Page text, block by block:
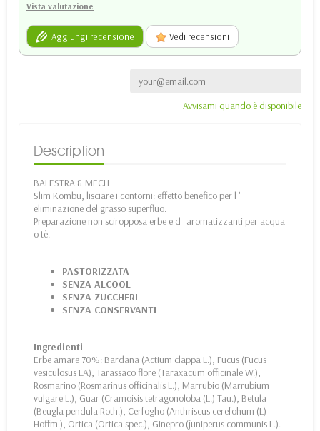
Vista valutazione
Aggiungi recensione Vedi recensioni
Avvisami quando è disponibile
Description
BALESTRA & MECH
Slim Kombu, lisciare i contorni: effetto benefico per l '
eliminazione del grasso superfluo.
Preparazione non sciropposa erbe e d ' aromatizzanti per acqua
o tè.
PASTORIZZATA
SENZA ALCOOL
SENZA ZUCCHERI
SENZA CONSERVANTI
Ingredienti
Erbe amare 70%: Bardana (Actium clappa L.), Fucus (Fucus
vesiculosus LA), Tarassaco flore (Taraxacum officinale W.),
Rosmarino (Rosmarinus officinalis L.), Marrubio (Marrubium
vulgare L.), Guar (Cramoisis tetragonoloba (L.) Tau.), Betula
(Beugla pendula Roth.), Cerfogho (Anthriscus cerefohum (L)
Hoffm.), Ortica (Ortica spec.), Ginepro (juniperus communis L.).